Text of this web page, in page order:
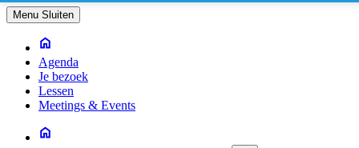
Menu Sluiten
Agenda
Je bezoek
Lessen
Meetings & Events